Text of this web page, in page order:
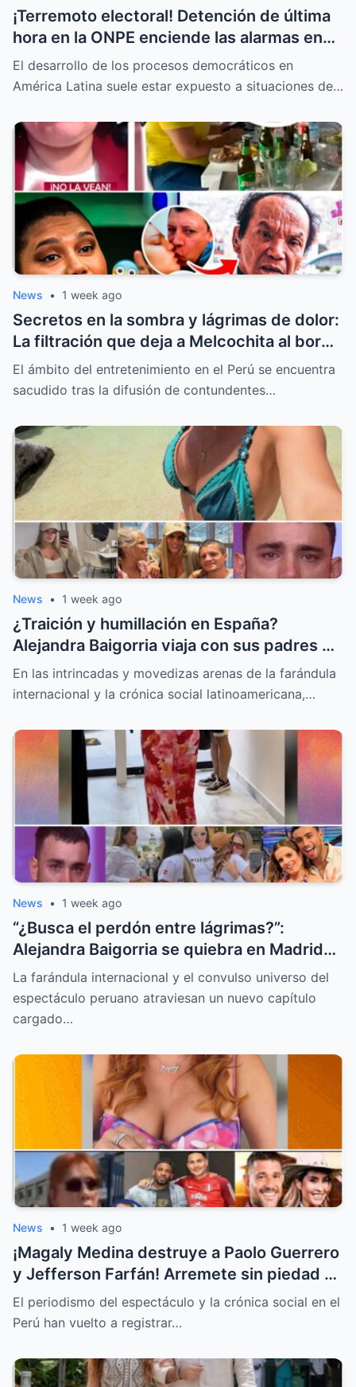
¡Terremoto electoral! Detención de última
hora en la ONPE enciende las alarmas en
todas las mesas de votación
El desarrollo de los procesos democráticos en
América Latina suele estar expuesto a situaciones de…
News • 1 week ago
Secretos en la sombra y lágrimas de dolor:
La filtración que deja a Melcochita al borde
del colapso emocional
El ámbito del entretenimiento en el Perú se encuentra
sacudido tras la difusión de contundentes…
News • 1 week ago
¿Traición y humillación en España?
Alejandra Baigorria viaja con sus padres y
le da la espalda a Said Palao
En las intrincadas y movedizas arenas de la farándula
internacional y la crónica social latinoamericana,…
News • 1 week ago
“¿Busca el perdón entre lágrimas?”:
Alejandra Baigorria se quiebra en Madrid
tras el sorpresivo reencuentro con Said
Palao
La farándula internacional y el convulso universo del
espectáculo peruano atraviesan un nuevo capítulo
cargado…
News • 1 week ago
¡Magaly Medina destruye a Paolo Guerrero
y Jefferson Farfán! Arremete sin piedad y
llama “descerebrados” a Peluchín y a La
Granja VIP
El periodismo del espectáculo y la crónica social en el
Perú han vuelto a registrar…